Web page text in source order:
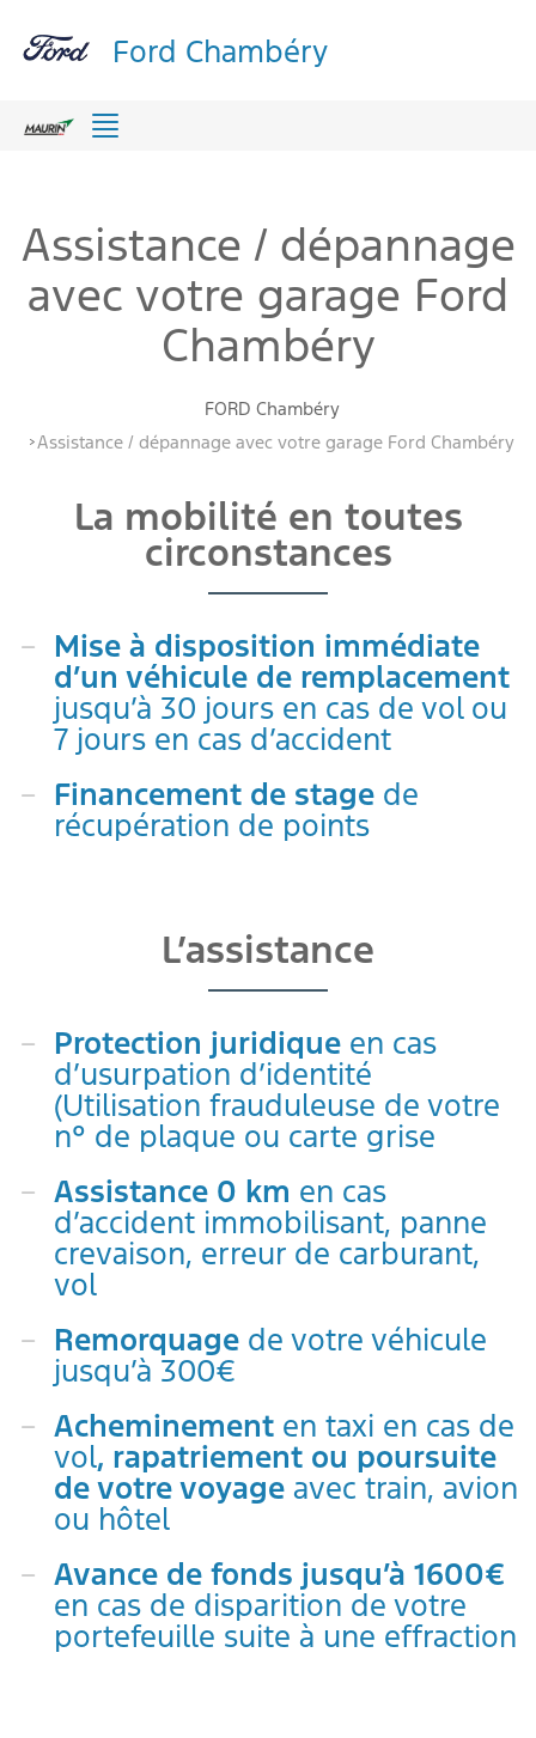
Ford Chambéry
Menu
Assistance / dépannage
avec votre garage Ford
Chambéry
FORD Chambéry
Assistance / dépannage avec votre garage Ford Chambéry
La mobilité en toutes
circonstances
Mise à disposition immédiate
d’un véhicule de remplacement
jusqu’à 30 jours en cas de vol ou
7 jours en cas d’accident
Financement de stage de
récupération de points
L’assistance
Protection juridique en cas
d’usurpation d’identité
(Utilisation frauduleuse de votre
n° de plaque ou carte grise
Assistance 0 km en cas
d’accident immobilisant, panne
crevaison, erreur de carburant,
vol
Remorquage de votre véhicule
jusqu’à 300€
Acheminement en taxi en cas de
vol, rapatriement ou poursuite
de votre voyage avec train, avion
ou hôtel
Avance de fonds jusqu’à 1600€
en cas de disparition de votre
portefeuille suite à une effraction